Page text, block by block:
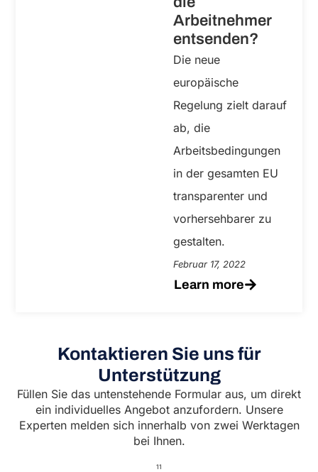
Arbeitnehmer
entsenden?
Die neue
europäische
Regelung zielt darauf
ab, die
Arbeitsbedingungen
in der gesamten EU
transparenter und
vorhersehbarer zu
gestalten.
Februar 17, 2022
Learn more
Kontaktieren Sie uns für
Unterstützung
Füllen Sie das untenstehende Formular aus, um direkt
ein individuelles Angebot anzufordern. Unsere
Experten melden sich innerhalb von zwei Werktagen
bei Ihnen.
11